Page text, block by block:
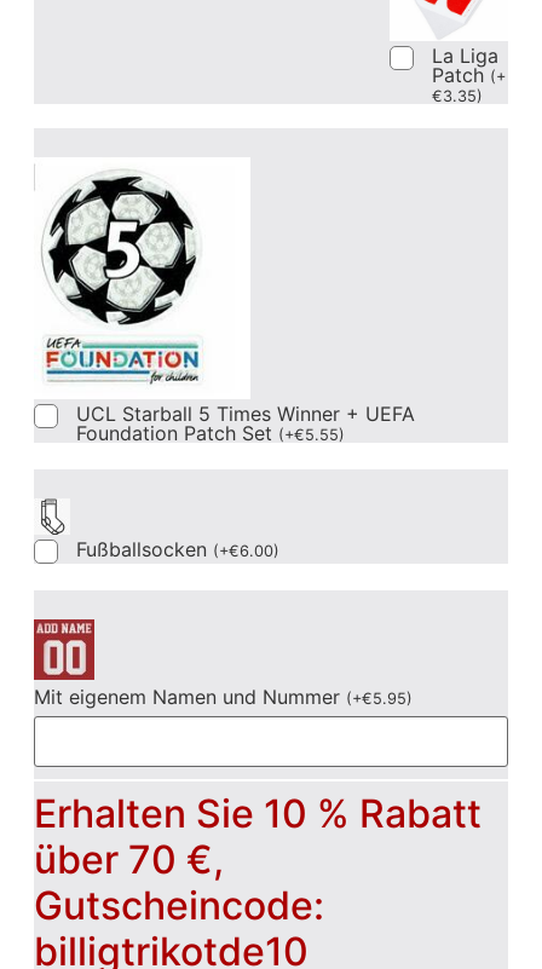
La Liga
Patch (+
€3.35)
UCL Starball 5 Times Winner + UEFA
Foundation Patch Set (+€5.55)
Fußballsocken (+€6.00)
Mit eigenem Namen und Nummer (+€5.95)
Erhalten Sie 10 % Rabatt
über 70 €,
Gutscheincode:
billigtrikotde10